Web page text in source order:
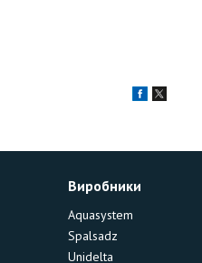
Виробники
Aquasystem
Spalsadz
Unidelta